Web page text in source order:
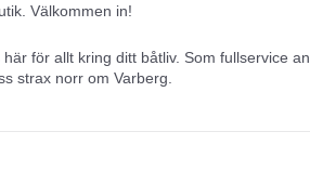
Välkommen in!
för allt kring ditt båtliv. Som fullservice
strax norr om Varberg.